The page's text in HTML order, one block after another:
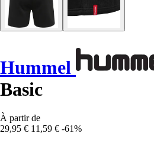
Hummel
Basic
À partir de
29,95 € 11,59 € -61%